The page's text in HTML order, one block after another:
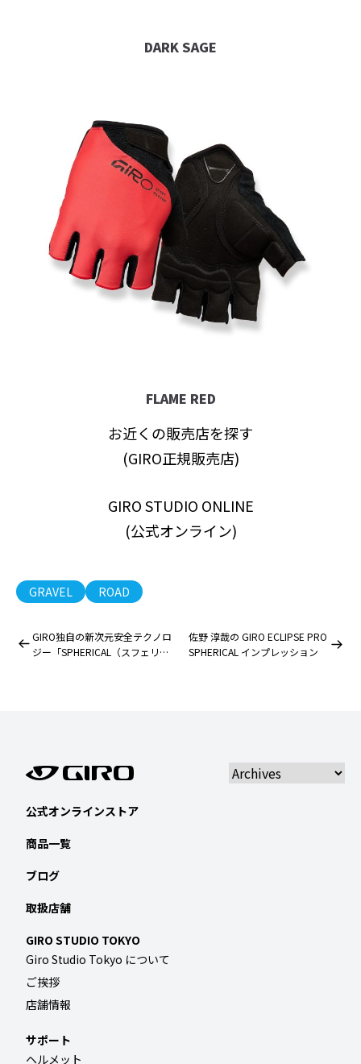
DARK SAGE
FLAME RED
お近くの販売店を探す
(GIRO正規販売店)
GIRO STUDIO ONLINE
(公式オンライン)
GRAVEL ROAD
GIRO独自の新次元安全テクノロ
ジー「SPHERICAL（スフェリカ
佐野 淳哉の GIRO ECLIPSE PRO
SPHERICAL インプレッション
公式オンラインストア
商品一覧
ブログ
取扱店舗
GIRO STUDIO TOKYO
Giro Studio Tokyo について
ご挨拶
店舗情報
サポート
ヘルメット